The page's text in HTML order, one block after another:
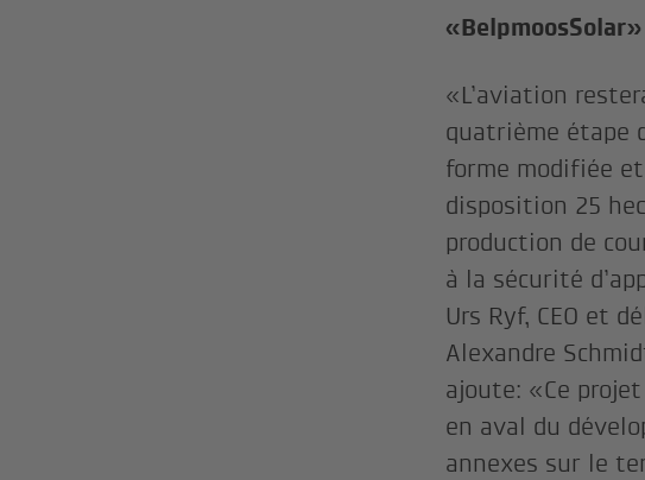
«L’aviation
quatrième étape
forme modifiée
disposition 25
production de
à la sécurité
Urs Ryf, CEO et
Alexandre
ajoute: «Ce
en aval du
annexes sur le